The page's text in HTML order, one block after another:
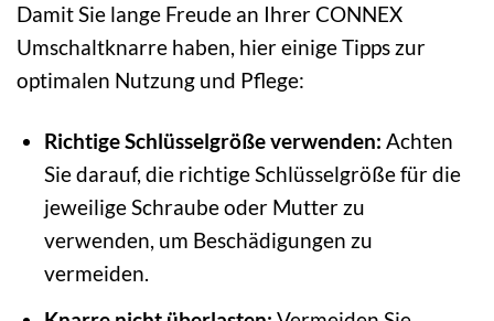
Damit Sie lange Freude an Ihrer CONNEX
Umschaltknarre haben, hier einige Tipps zur
optimalen Nutzung und Pflege:
Richtige Schlüsselgröße verwenden: Achten
Sie darauf, die richtige Schlüsselgröße für die
jeweilige Schraube oder Mutter zu
verwenden, um Beschädigungen zu
vermeiden.